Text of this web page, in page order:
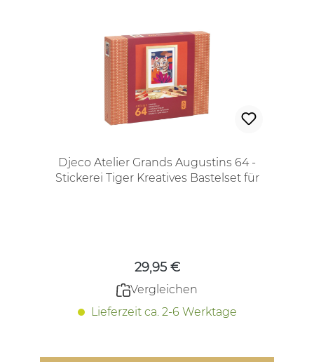
Djeco Atelier Grands Augustins 64 -
Stickerei Tiger Kreatives Bastelset für
29,95 €
Vergleichen
Lieferzeit ca. 2-6 Werktage